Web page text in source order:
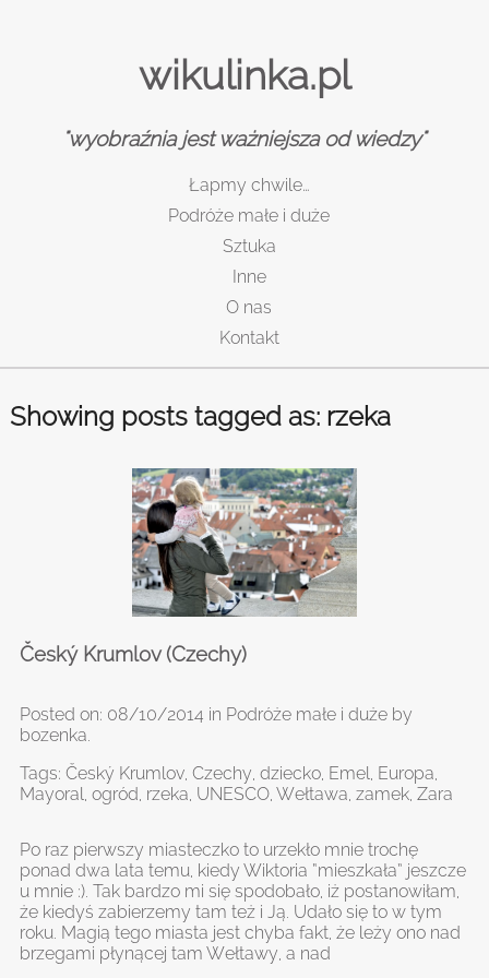
wikulinka.pl
"wyobraźnia jest ważniejsza od wiedzy"
Łapmy chwile…
Podróże małe i duże
Sztuka
Inne
O nas
Kontakt
Showing posts tagged as: rzeka
Český Krumlov (Czechy)
Posted on: 08/10/2014 in Podróże małe i dużeby
bozenka
Tags: Český Krumlov, Czechy dziecko, Emel Europa
Mayoral ogród rzeka UNESCO, Wełtawa zamek, Zara
Po raz pierwszy miasteczko to urzekło mnie trochę
ponad dwa lata temu, kiedy Wiktoria “mieszkała” jeszcze
u mnie :). Tak bardzo mi się spodobało, iż postanowiłam,
że kiedyś zabierzemy tam też i Ją. Udało się to w tym
roku. Magią tego miasta jest chyba fakt, że leży ono nad
brzegami płynącej tam Wełtawy, a nad